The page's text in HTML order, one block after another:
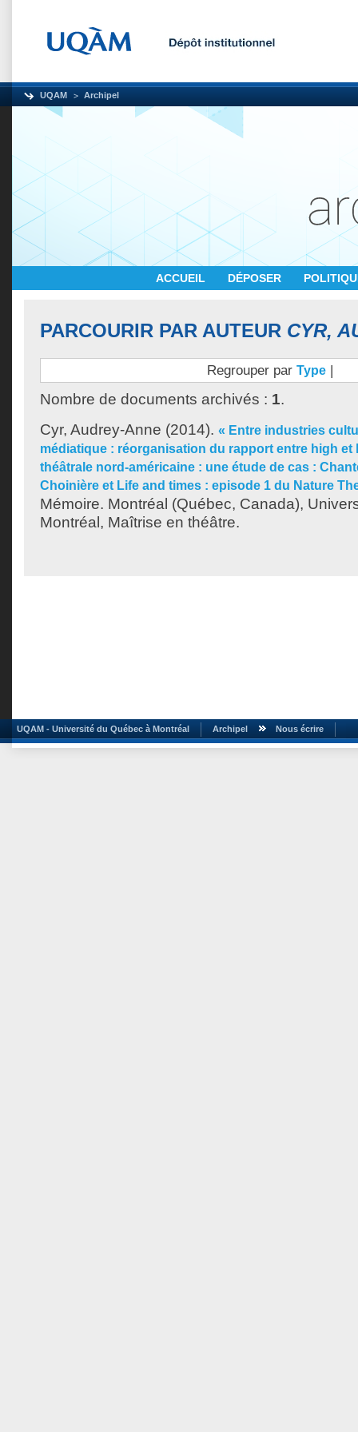
UQAM Archipel
ACCUEIL DÉPOSER
PARCOURIR PAR AUTEUR CYR,
Regrouper par Type |
Nombre de documents archivés : 1.
Cyr, Audrey-Anne (2014). « Entre industries
médiatique : réorganisation du rapport entre high et
théâtrale nord-américaine : une étude de cas :
Choinière et Life and times : episode 1 du Nature
Mémoire. Montréal (Québec, Canada),
Montréal, Maîtrise en théâtre.
UQAM - Université du Québec à Montréal Archipel Nous écrire